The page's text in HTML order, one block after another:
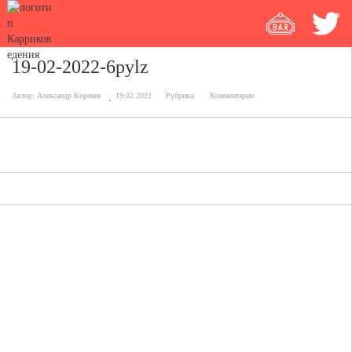
19-02-2022-6pylz
Автор: Александр Коренев 19.02.2022 Рубрика: Комментарии